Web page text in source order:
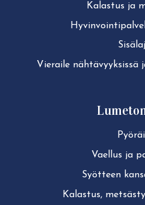
Kalastus ja
Vieraile näh­tä­vyyk­sis­sä
Vaellus ja
Syötteen
Kalastus,